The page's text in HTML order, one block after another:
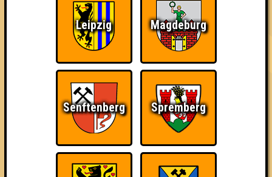
Teil der Oberschicht So kurz vorm Sieg!
Leipzig Magdeburg
Senftenberg Spremberg